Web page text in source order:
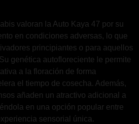
valoran la Auto Kaya 47 por su
en condiciones adversas, lo que
principiantes o para aquellos
genética autofloreciente le permite
a la floración de forma
el tiempo de cosecha. Además,
añaden un atractivo adicional a
en una opción popular entre
sensorial única.